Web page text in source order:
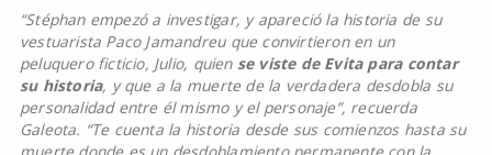
“Stéphan empezó a investigar, y apareció la historia de su
vestuarista Paco Jamandreu que convirtieron en un
peluquero ficticio, Julio, quien se viste de Evita para contar
su historia, y que a la muerte de la verdadera desdobla su
personalidad entre él mismo y el personaje”, recuerda
Galeota. “Te cuenta la historia desde sus comienzos hasta su